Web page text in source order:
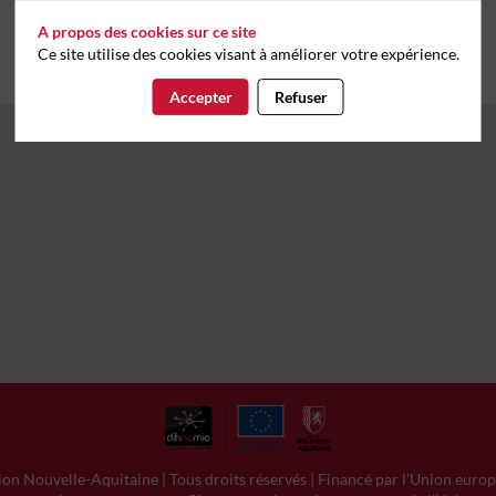
Nouvelle-Aquitaine | Tous droits réservés | Financé par l'Union
A propos des cookies sur ce site
Ce site utilise des cookies visant à améliorer votre expérience.
Accepter Refuser